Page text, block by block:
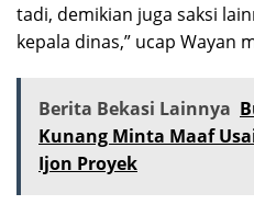
tadi, demikian juga saksi
kepala dinas,” ucap Wayan
Berita Bekasi Lainnya
Kunang Minta Maaf
Ijon Proyek